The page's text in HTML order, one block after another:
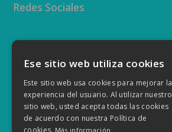
Redes Sociales
Twitter
Facebook
Instagram
YouTube
Ese sitio web utiliza cookies
Este sitio web usa cookies para mejorar la
experiencia del usuario. Al utilizar nuestro
sitio web, usted acepta todas las cookies
de acuerdo con nuestra Política de
cookies. Más información